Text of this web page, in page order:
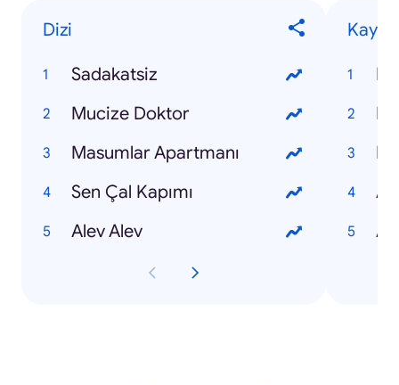
Dizi
Sadakatsiz
Mucize Doktor
Masumlar Apartmanı
Sen Çal Kapımı
Alev Alev